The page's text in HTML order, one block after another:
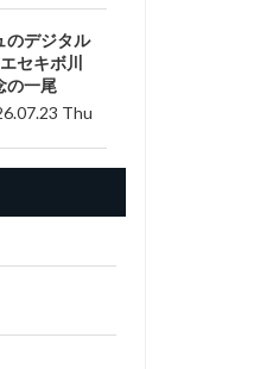
のデジタル
セキボ川
の一尾
Thu